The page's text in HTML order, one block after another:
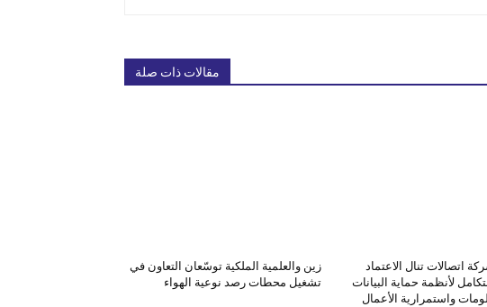
مقالات ذات صلة
اتصالات تنال الاعتماد
لأنظمة حماية البيانات
واستمرارية الأعمال
زين والعلمية الملكية توسّعان التعاون في
تشغيل محطات رصد نوعية الهواء